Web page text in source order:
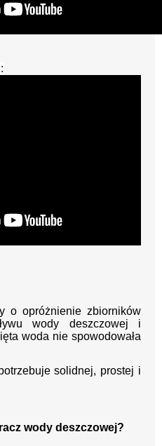
o opróżnienie zbiorników
wody deszczowej i
woda nie spowodowała
solidnej, prostej i
wody deszczowej?